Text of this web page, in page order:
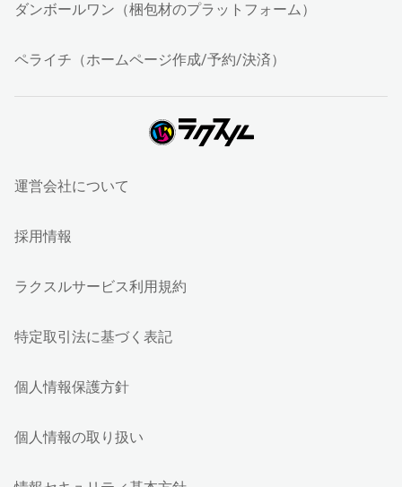
ダンボールワン（梱包材のプラットフォーム）
ペライチ（ホームページ作成/予約/決済）
運営会社について
採用情報
ラクスルサービス利用規約
特定取引法に基づく表記
個人情報保護方針
個人情報の取り扱い